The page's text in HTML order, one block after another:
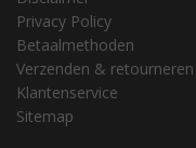
Privacy Policy
Betaalmethoden
Verzenden & retourneren
Klantenservice
Sitemap